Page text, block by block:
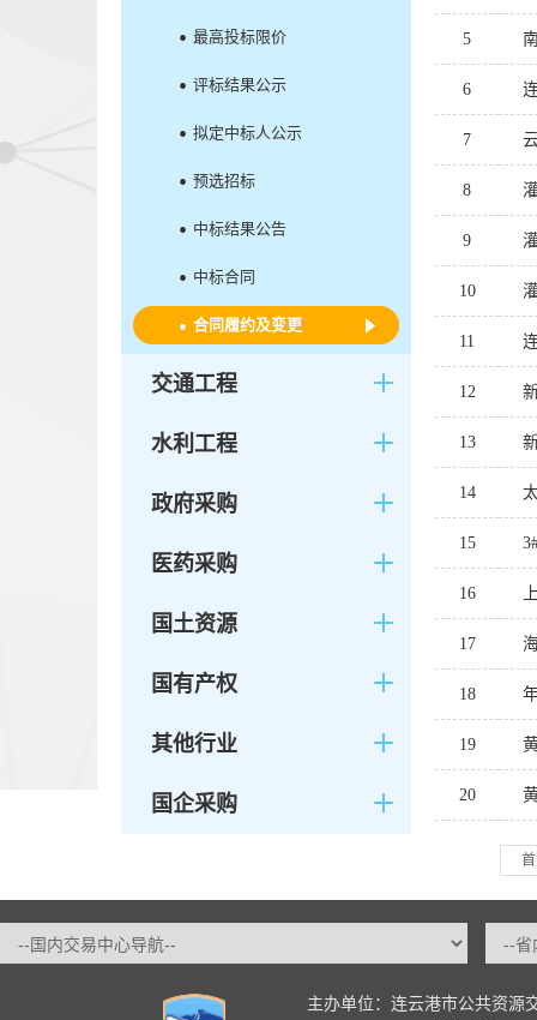
最高投标限价
评标结果公示
拟定中标人公示
预选招标
中标结果公告
中标合同
合同履约及变更
交通工程
水利工程
政府采购
医药采购
国土资源
国有产权
其他行业
国企采购
5
6
7
8
9
10
11
12
13
14
15
16
17
18
19
20
主办单位：连云港市公共资源